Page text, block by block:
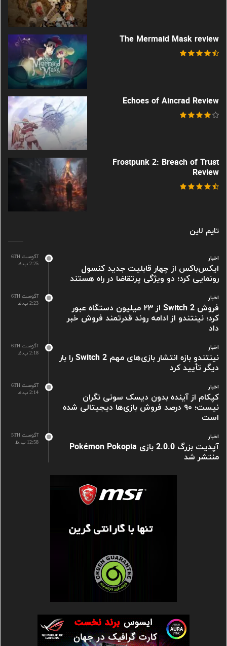
The Mermaid Mask review
Echoes of Aincrad Review
Frostpunk 2: Breach of Trust
Review
تایم لاین
آگوست 6TH
2:25 ب.ظ
اخبار
ایکس‌باکس از چهار قابلیت جدید کنسول
رونمایی کرد؛ دو ویژگی پرتقاضا در راه هستند
آگوست 6TH
2:23 ب.ظ
اخبار
فروش Switch 2 از ۲۳ میلیون دستگاه عبور
کرد؛ نینتندو از ادامه روند قدرتمند فروش خبر
داد
آگوست 6TH
2:18 ب.ظ
اخبار
نینتندو بازه انتشار بازی‌های مهم Switch 2 را بار
دیگر تأیید کرد
آگوست 6TH
2:14 ب.ظ
اخبار
کپکام از آینده بدون دیسک سونی نگران
نیست؛ ۹۰ درصد فروش بازی‌ها دیجیتالی شده
است
آگوست 5TH
12:58 ب.ظ
اخبار
آپدیت بزرگ 2.0.0 بازی Pokémon Pokopia
منتشر شد